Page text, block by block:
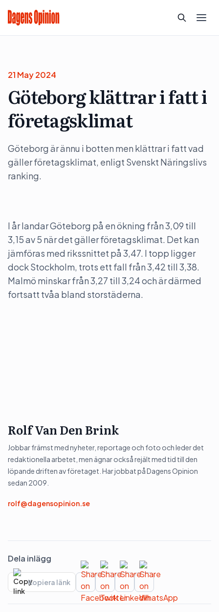
21 May 2024
Göteborg klättrar i fatt i
företagsklimat
Göteborg är ännu i botten men klättrar i fatt vad
gäller företagsklimat, enligt Svenskt Näringslivs
ranking.
I år landar Göteborg på en ökning från 3,09 till
3,15 av 5 när det gäller företagsklimat. Det kan
jämföras med rikssnittet på 3,47. I topp ligger
dock Stockholm, trots ett fall från 3,42 till 3,38.
Malmö minskar från 3,27 till 3,24 och är därmed
fortsatt tvåa bland storstäderna.
Rolf Van Den Brink
Jobbar främst med nyheter, reportage och foto och leder det
redaktionella arbetet, men ägnar också rejält med tid till den
löpande driften av företaget. Har jobbat på Dagens Opinion
sedan 2009.
rolf@dagensopinion.se
Dela inlägg
Kopiera länk